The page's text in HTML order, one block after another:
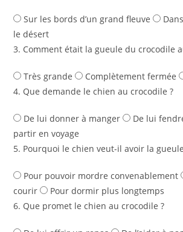
Sur les bords d’un grand fleuve
le désert
3. Comment était la gueule du crocodile
Très grande Complètement fermée
4. Que demande le chien au crocodile ?
De lui donner à manger De lui
partir en voyage
5. Pourquoi le chien veut-il avoir la
Pour pouvoir mordre convenablement
courir
Pour dormir plus longtemps
6. Que promet le chien au crocodile ?